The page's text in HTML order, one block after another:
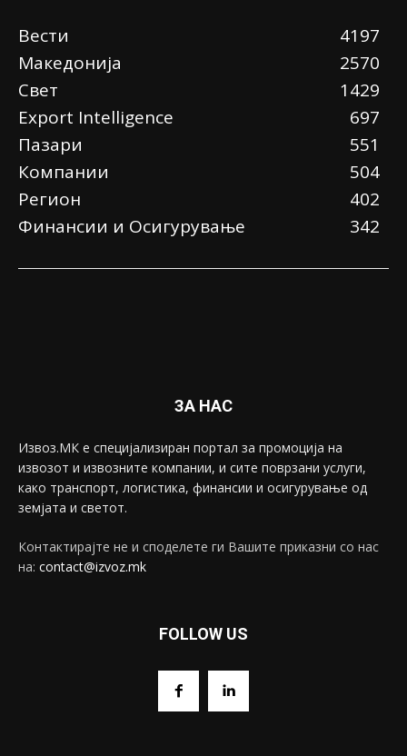
Вести
4197
Македонија
2570
Свет
1429
Еxport Intelligence
697
Пазари
551
Компании
504
Регион
402
Финансии и Осигурување
342
ЗА НАС
Извоз.МК е специјализиран портал за промоција на
извозот и извозните компании, и сите поврзани услуги,
како транспорт, логистика, финансии и осигурување од
земјата и светот.
Контактирајте не и споделете ги Вашите приказни со нас
на: contact@izvoz.mk
FOLLOW US